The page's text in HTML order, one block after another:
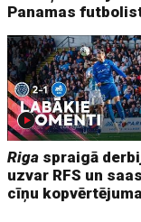
Panamas
Riga spraigā
uzvar RFS un
cīņu